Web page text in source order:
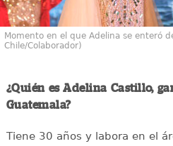
Momento en el que Adelina se enteró
Chile/Colaborador)
¿Quién es Adelina Castillo,
Guatemala?
Tiene 30 años y labora en el